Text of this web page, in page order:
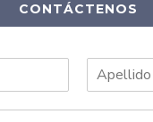
CONTÁCTENOS
p